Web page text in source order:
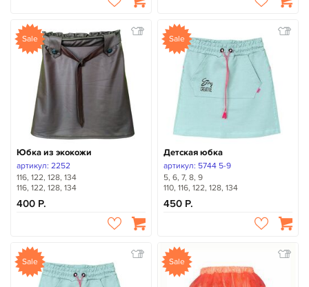
Sale
Юбка из экокожи
артикул: 2252
116, 122, 128, 134
116, 122, 128, 134
400
Sale
Детская юбка
артикул: 5744 5-9
5, 6, 7, 8, 9
110, 116, 122, 128, 134
450
Sale Sale